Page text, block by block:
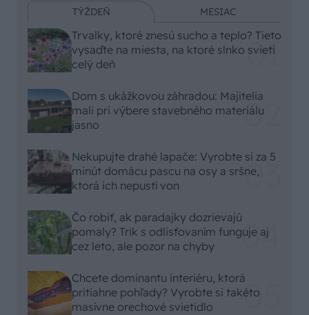
TÝŽDEŇ MESIAC
Trvalky, ktoré znesú sucho a teplo? Tieto
vysaďte na miesta, na ktoré slnko svieti
celý deň
Dom s ukážkovou záhradou: Majitelia
mali pri výbere stavebného materiálu
jasno
Nekupujte drahé lapače: Vyrobte si za 5
minút domácu pascu na osy a sršne,
ktorá ich nepustí von
Čo robiť, ak paradajky dozrievajú
pomaly? Trik s odlisťovaním funguje aj
cez leto, ale pozor na chyby
Chcete dominantu interiéru, ktorá
pritiahne pohľady? Vyrobte si takéto
masívne orechové svietidlo